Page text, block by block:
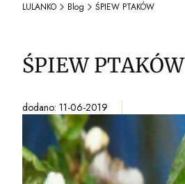
LULANKO Blog ŚPIEW PTAKÓW
ŚPIEW PTAKÓW
dodano: 11-06-2019